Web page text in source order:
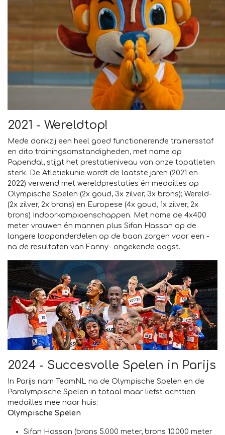
2021 - Wereldtop!
Mede dankzij een heel goed functionerende trainersstaf
en dito trainingsomstandigheden, met name op
Papendal, stijgt het prestatieniveau van onze topatleten
sterk. De Atletiekunie wordt de laatste jaren (2021 en
2022) verwend met wereldprestaties én medailles op
Olympische Spelen (2x goud, 3x zilver, 3x brons); Wereld-
(2x zilver, 2x brons) en Europese (4x goud, 1x zilver, 2x
brons) Indoorkampioenschappen. Met name de 4x400
meter vrouwen én mannen plus Sifan Hassan op de
langere looponderdelen op de baan zorgen voor een -
na de resultaten van Fanny- ongekende oogst.
2024 - Succesvolle Spelen in Parijs
In Parijs nam TeamNL na de Olympische Spelen en de
Paralympische Spelen in totaal maar liefst achttien
medailles mee naar huis:
Olympische Spelen
Sifan Hassan (brons 5.000 meter, brons 10.000 meter